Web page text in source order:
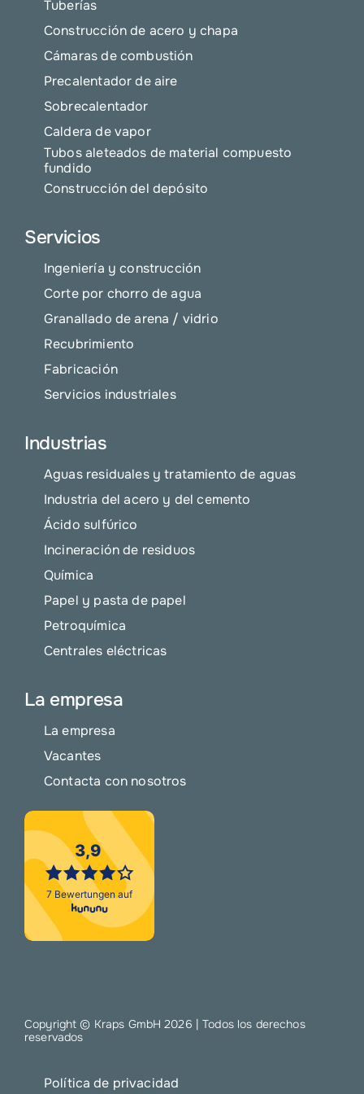
Tuberías
Construcción de acero y chapa
Cámaras de combustión
Precalentador de aire
Sobrecalentador
Caldera de vapor
Tubos aleteados de material compuesto
fundido
Construcción del depósito
Servicios
Ingeniería y construcción
Corte por chorro de agua
Granallado de arena / vidrio
Recubrimiento
Fabricación
Servicios industriales
Industrias
Aguas residuales y tratamiento de aguas
Industria del acero y del cemento
Ácido sulfúrico
Incineración de residuos
Química
Papel y pasta de papel
Petroquímica
Centrales eléctricas
La empresa
La empresa
Vacantes
Contacta con nosotros
Copyright © Kraps GmbH2026 | Todos los derechos
reservados
Política de privacidad